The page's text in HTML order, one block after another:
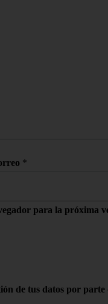
*
para la próxima
de tus datos por parte